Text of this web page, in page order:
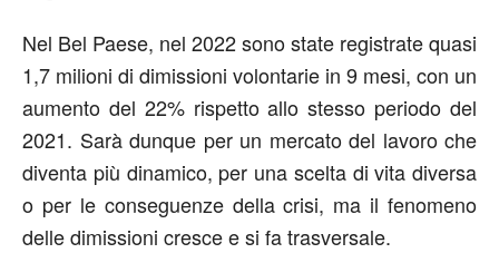
Nel Bel Paese, nel 2022 sono state registrate quasi
1,7 milioni di dimissioni volontarie in 9 mesi, con un
aumento del 22% rispetto allo stesso periodo del
2021. Sarà dunque per un mercato del lavoro che
diventa più dinamico, per una scelta di vita diversa
o per le conseguenze della crisi, ma il fenomeno
delle dimissioni cresce e si fa trasversale.